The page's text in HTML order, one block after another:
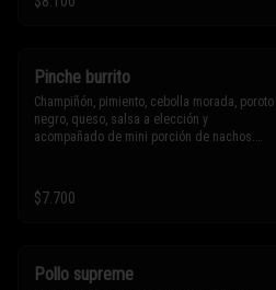
Sólo puedes solicitar eliminar un
Pinche burrito
Champiñón, pimiento, cebolla morada, poroto
negro, queso, salsa a elección y
acompañado de mini porción de nachos.
* Los ingredientes no son intercambiables.
$7.700
Pollo supreme